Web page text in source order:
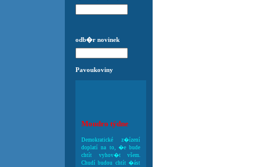
odb�r novinek
Pavoukoviny
Moudro týdne
Demokratické z�ízení
doplatí na to, �e bude
chtít vyhov�t všem.
Chudí budou chtít �ást